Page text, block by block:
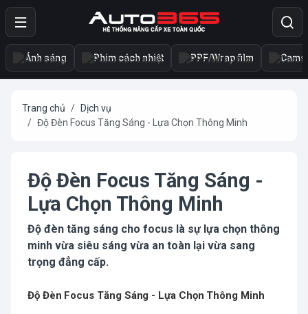
Ánh sáng Phim cách nhiệt PPF/Wrap film
Trang chủ
Dịch vụ
Độ Đèn Focus Tăng Sáng - Lựa Chọn Thông Minh
Độ Đèn Focus Tăng Sáng -
Lựa Chọn Thông Minh
Độ đèn tăng sáng cho focus là sự lựa chọn thông
minh vừa siêu sáng vừa an toàn lại vừa sang
trọng đẳng cấp.
Độ Đèn Focus Tăng Sáng - Lựa Chọn Thông Minh